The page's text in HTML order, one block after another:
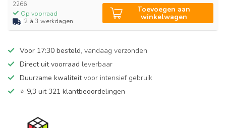
2266
Op voorraad
2 à 3 werkdagen
Toevoegen aan
winkelwagen
Voor 17:30 besteld, vandaag verzonden
Direct uit voorraad leverbaar
Duurzame kwaliteitvoor intensief gebruik
⭐ 9,3 uit 321 klantbeoordelingen